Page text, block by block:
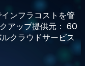
ンフラコストを管
アップ提供元： 60
クラウドサービス